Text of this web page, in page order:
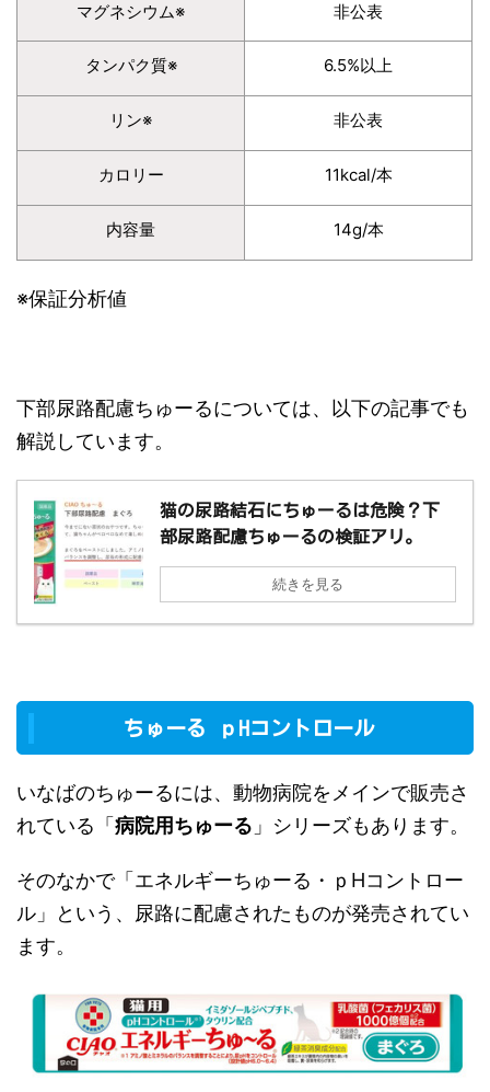
マグネシウム※ 非公表
タンパク質※ 6.5%以上
リン※ 非公表
カロリー 11kcal/本
内容量 14g/本
※保証分析値
下部尿路配慮ちゅーるについては、以下の記事でも
解説しています。
猫の尿路結石にちゅーるは危険？下
部尿路配慮ちゅーるの検証アリ。
続きを見る
ちゅーる ｐHコントロール
いなばのちゅーるには、動物病院をメインで販売さ
れている「 病院用ちゅーる 」シリーズもあります。
そのなかで「エネルギーちゅーる・ｐHコントロー
ル」という、尿路に配慮されたものが発売されてい
ます。